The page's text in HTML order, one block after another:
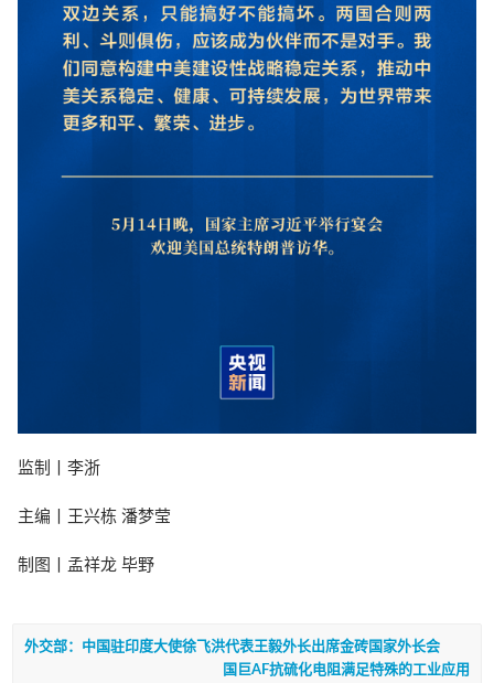
监制丨李浙
主编丨王兴栋 潘梦莹
制图丨孟祥龙 毕野
外交部：中国驻印度大使徐飞洪代表王毅外长出席金砖国家外长会
国巨AF抗硫化电阻满足特殊的工业应用